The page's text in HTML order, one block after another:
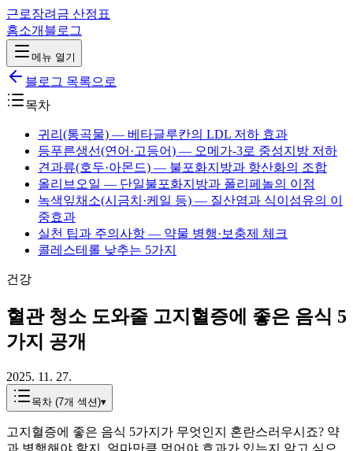
근로장려금 산정표
홈소개 블로그
메뉴 열기
블로그 목록으로
목차
귀리(통곡물) — 베타글루칸의 LDL 저하 효과
등푸른생선(연어·고등어) — 오메가-3로 중성지방 저하
견과류(호두·아몬드) — 불포화지방과 항산화의 조합
올리브오일 — 단일불포화지방과 폴리페놀의 이점
녹색잎채소(시금치·케일 등) — 질산염과 식이섬유의 이
중효과
실천 팁과 주의사항 — 약물 병행·보충제 체크
콜레스테롤 낮추는 5가지
건강
혈관 청소 도와줄 고지혈증에 좋은 음식 5
가지 공개
2025. 11. 27.
목차 (7개 섹션)▾
고지혈증에 좋은 음식 5가지가 무엇인지 혼란스러우시죠? 약
과 병행해야 할지, 얼마만큼 먹어야 효과가 있는지 알고 싶으